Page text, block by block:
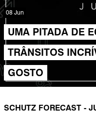
08 Jun
UMA PITADA DE
TRÂNSITOS
GOSTO
SCHUTZ FORECAST -